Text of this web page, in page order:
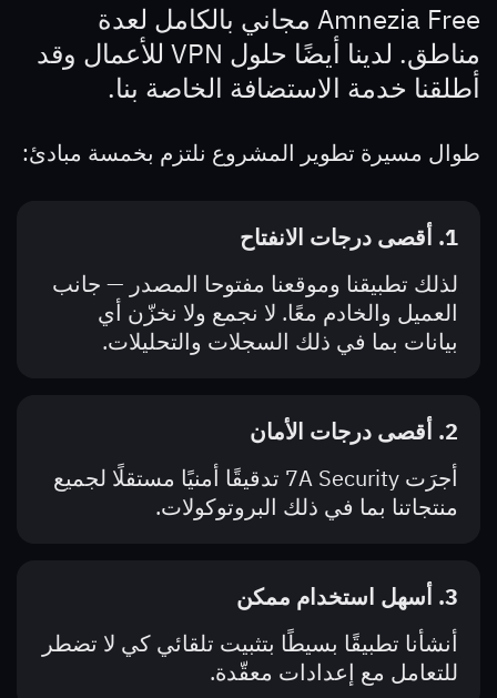
Amnezia Free مجاني بالكامل لعدة
مناطق. لدينا أيضًا حلول VPN للأعمال وقد
أطلقنا خدمة الاستضافة الخاصة بنا.
طوال مسيرة تطوير المشروع نلتزم بخمسة مبادئ:
1. أقصى درجات الانفتاح
لذلك تطبيقنا وموقعنا مفتوحا المصدر — جانب
العميل والخادم معًا. لا نجمع ولا نخزّن أي
بيانات بما في ذلك السجلات والتحليلات.
2. أقصى درجات الأمان
أجرَت 7A Security تدقيقًا أمنيًا مستقلًا لجميع
منتجاتنا بما في ذلك البروتوكولات.
3. أسهل استخدام ممكن
أنشأنا تطبيقًا بسيطًا بتثبيت تلقائي كي لا تضطر
للتعامل مع إعدادات معقّدة.